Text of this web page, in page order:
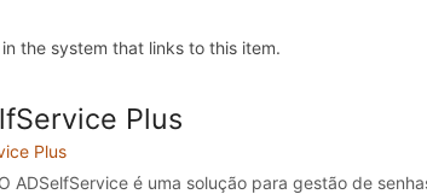
the system that links to this item.
Plus
Plus
é uma solução para gestão de